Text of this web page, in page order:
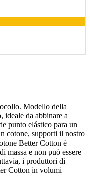
Modello della
ideale da abbinare a
punto elástico para un
cotone, supporti il nostro
Better Cotton è
massa e non può essere
i produttori di
Cotton in volumi